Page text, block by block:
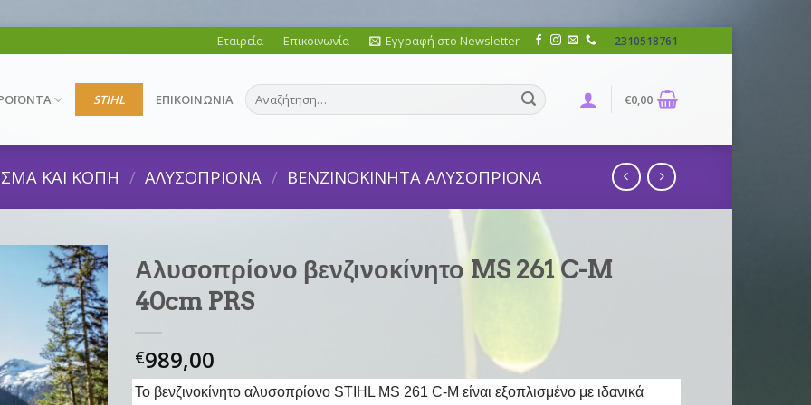
Εταιρεία Επικοινωνία Εγγραφή στο Newsletter 2310518761
STIHL ΕΠΙΚΟΙΝΩΝΙΑ
Αναζήτηση
για:
€0,00
ΚΑΙ ΚΟΠΗ / ΑΛΥΣΟΠΡΙΟΝΑ / ΒΕΝΖΙΝΟΚΙΝΗΤΑ ΑΛΥΣΟΠΡΙΟΝΑ
Αλυσοπρίονο βενζινοκίνητο MS 261 C-M
40cm PRS
€989,00
Το βενζινοκίνητο αλυσοπρίονο STIHL MS 261 C-M είναι εξοπλισμένο με ιδανικά